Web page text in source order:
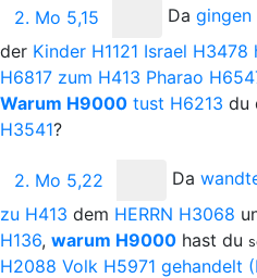
2. Mo 5,15 Da gingen
der Kinder H1121 Israel H3478
H6817 zum H413 Pharao
Warum H9000 tust H6213 du
H3541?
2. Mo 5,22 Da
zu H413 dem HERRN H3068
H136, warum H9000 hast du
H2088 Volk H5971 gehandelt